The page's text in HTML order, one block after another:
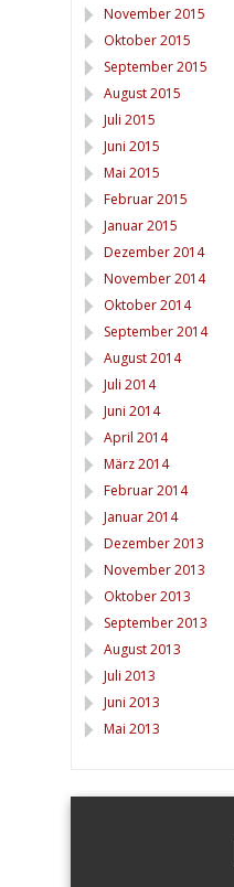
November 2015
Oktober 2015
September 2015
August 2015
Juli 2015
Juni 2015
Mai 2015
Februar 2015
Januar 2015
Dezember 2014
November 2014
Oktober 2014
September 2014
August 2014
Juli 2014
Juni 2014
April 2014
März 2014
Februar 2014
Januar 2014
Dezember 2013
November 2013
Oktober 2013
September 2013
August 2013
Juli 2013
Juni 2013
Mai 2013